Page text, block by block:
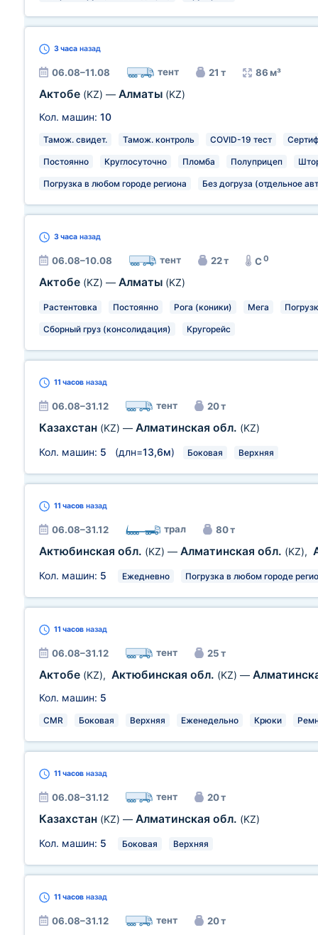
3 часа назад
06.08–11.08 тент 21 т 86 м³
Актобе (KZ) — Алматы (KZ)
Кол. машин: 10
Тамож. свидет. Тамож. контроль COVID-19 тест
Постоянно Круглосуточно Пломба Полуприцеп
Погрузка в любом городе региона Без догруза (отдельное
3 часа назад
06.08–10.08 тент 22 т C0
Актобе (KZ) — Алматы (KZ)
Растентовка Постоянно Рога (коники) Мега
Сборный груз (консолидация) Кругорейс
11 часов назад
06.08–31.12 тент 20 т
Казахстан (KZ) — Алматинская обл. (KZ)
Кол. машин: 5 (длн=13,6м) Боковая Верхняя
11 часов назад
06.08–31.12 трал 80 т
Актюбинская обл. (KZ) — Алматинская обл. (KZ),
Кол. машин: 5 Ежедневно Погрузка в любом городе
11 часов назад
06.08–31.12 тент 25 т
Актобе (KZ), Актюбинская обл. (KZ) —
Кол. машин: 5
CMR Боковая Верхняя Еженедельно Крюки
11 часов назад
06.08–31.12 тент 20 т
Казахстан (KZ) — Алматинская обл. (KZ)
Кол. машин: 5 Боковая Верхняя
11 часов назад
06.08–31.12 тент 20 т